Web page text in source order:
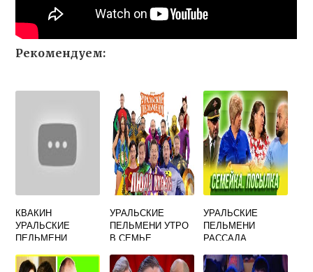
Рекомендуем:
КВАКИН
УРАЛЬСКИЕ
ПЕЛЬМЕНИ
УРАЛЬСКИЕ
ПЕЛЬМЕНИ УТРО
В СЕМЬЕ
УРАЛЬСКИЕ
ПЕЛЬМЕНИ
РАССАДА